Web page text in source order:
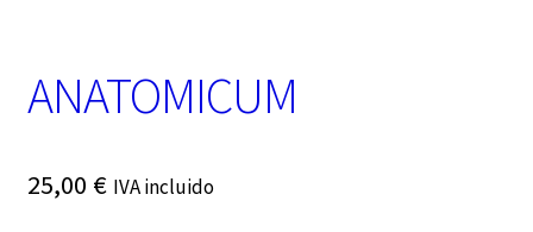
rANATOMICUM
25,00 € IVA incluido